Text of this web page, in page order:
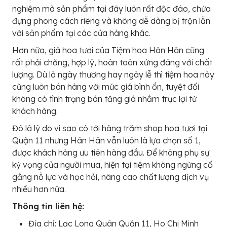
nghiệm mà sản phẩm tại đây luôn rất độc đáo, chứa
đựng phong cách riêng và không dễ dàng bị trộn lẫn
với sản phẩm tại các cửa hàng khác.
Hơn nữa, giá hoa tươi của Tiệm hoa Hân Hân cũng
rất phải chăng, hợp lý, hoàn toàn xứng đáng với chất
lượng. Dù là ngày thương hay ngày lễ thì tiệm hoa này
cũng luôn bán hàng với mức giá bình ổn, tuyệt đối
không có tình trạng bán tăng giá nhằm trục lợi từ
khách hàng.
Đó là lý do vì sao có tới hàng trăm shop hoa tươi tại
Quận 11 nhưng Hân Hân vẫn luôn là lựa chọn số 1,
được khách hàng ưu tiên hàng đầu. Để không phụ sự
kỳ vọng của người mua, hiện tại tiệm không ngừng cố
gắng nỗ lực và học hỏi, nâng cao chất lượng dịch vụ
nhiều hơn nữa.
Thông tin liên hệ:
Địa chỉ: Lạc Long Quân Quận 11, Ho Chi Minh